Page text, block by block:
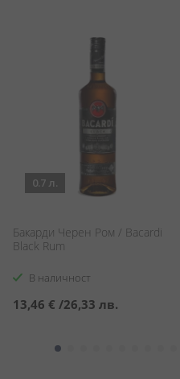
0.7 л.
Бакарди Черен Ром / Bacardi
Black Rum
В наличност
13,46 € /26,33 лв.